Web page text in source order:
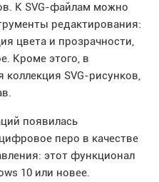
К SVG-файлам можно
редактирования:
цвета и прозрачности,
Кроме этого, в
коллекция SVG-рисунков,
появилась
перо в качестве
этот функционал
10 или новее.